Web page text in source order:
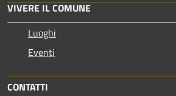
VIVERE IL COMUNE
Luoghi
Eventi
CONTATTI